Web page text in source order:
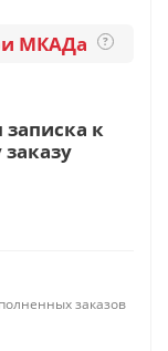
МКАДа ?
записка к
заказов